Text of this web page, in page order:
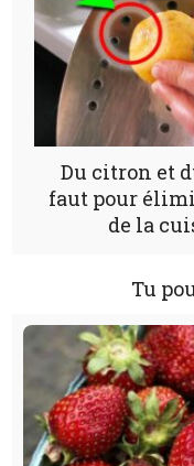
Du citron et
faut pour
de la
Tu